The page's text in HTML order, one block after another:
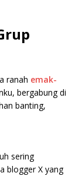
ranah emak-
bergabung di
banting,
sering
blogger X yang